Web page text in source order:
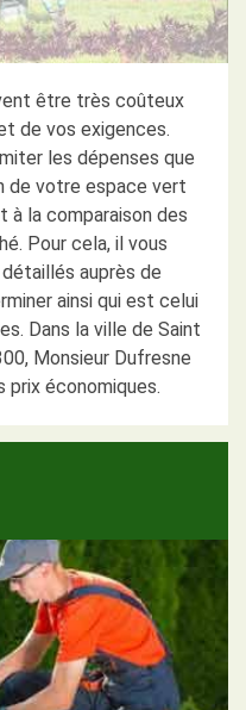
être très coûteux
de vos exigences.
les dépenses que
de votre espace vert
la comparaison des
Pour cela, il vous
auprès de
ainsi qui est celui
Dans la ville de Saint
Monsieur Dufresne
prix économiques.